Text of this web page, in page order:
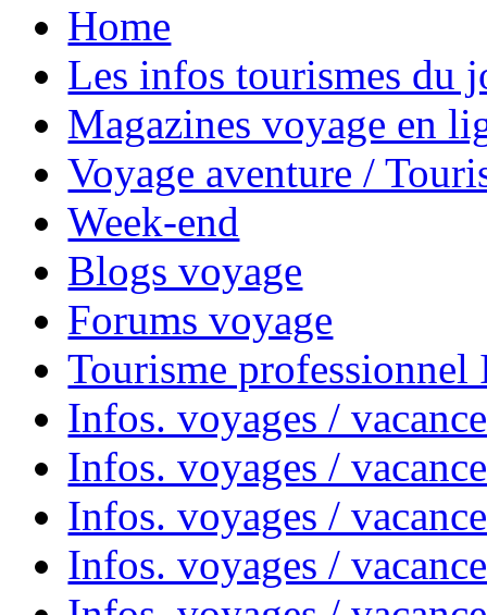
Home
Les infos tourismes du
Magazines voyage en
Voyage aventure /
Week-end
Blogs voyage
Forums voyage
Tourisme
Infos. voyages /
Infos. voyages /
Infos. voyages /
Infos. voyages /